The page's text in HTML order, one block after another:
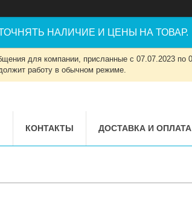
НАЛИЧИЕ И ЦЕНЫ НА ТОВАР.
для компании, присланные с 07.07.2023
работу в обычном режиме.
КОНТАКТЫ ДОСТАВКА И ОПЛАТА